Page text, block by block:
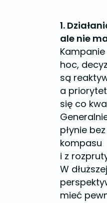
1.
ale nie
hoc,
są
a
się co
płynie
kompasu
i z
W dłuższej
mieć